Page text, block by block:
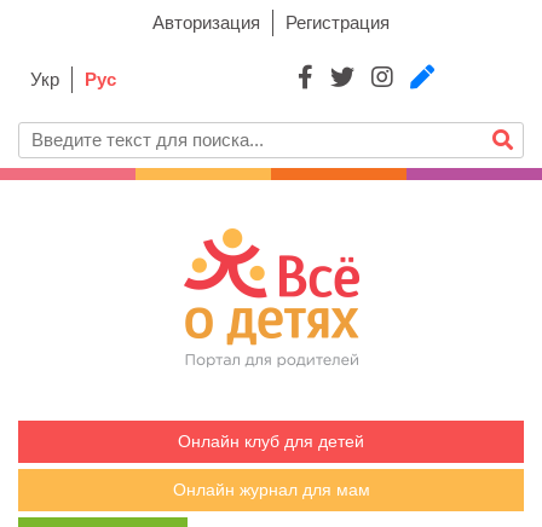
Авторизация Регистрация
Укр Рус
Онлайн клуб для детей
Онлайн журнал для мам